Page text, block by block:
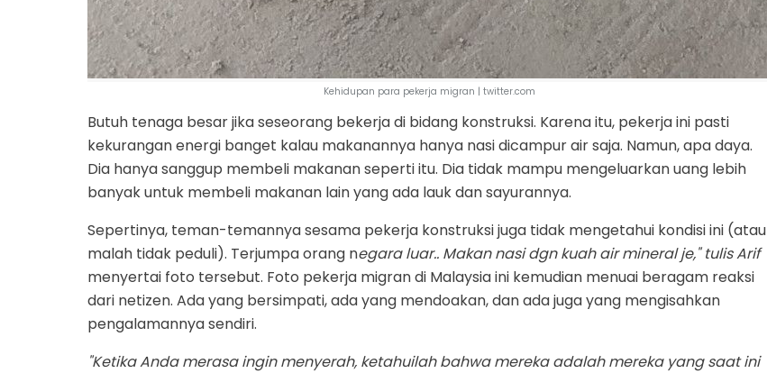
Kehidupan para pekerja migran | twitter.com
Butuh tenaga besar jika seseorang bekerja di bidang konstruksi. Karena itu, pekerja ini pasti
kekurangan energi banget kalau makanannya hanya nasi dicampur air saja. Namun, apa daya.
Dia hanya sanggup membeli makanan seperti itu. Dia tidak mampu mengeluarkan uang lebih
banyak untuk membeli makanan lain yang ada lauk dan sayurannya.
Sepertinya, teman-temannya sesama pekerja konstruksi juga tidak mengetahui kondisi ini (atau
malah tidak peduli). Terjumpa orang negara luar.. Makan nasi dgn kuah air mineral je," tulis Arif
menyertai foto tersebut. Foto pekerja migran di Malaysia ini kemudian menuai beragam reaksi
dari netizen. Ada yang bersimpati, ada yang mendoakan, dan ada juga yang mengisahkan
pengalamannya sendiri.
"Ketika Anda merasa ingin menyerah, ketahuilah bahwa mereka adalah mereka yang saat ini